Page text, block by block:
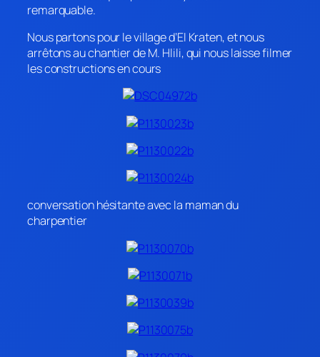
remarquable.
Nous partons pour le village d’El Kraten, et nous
arrêtons au chantier de M. Hlili, qui nous laisse filmer
les constructions en cours
conversation hésitante avec la maman du
charpentier